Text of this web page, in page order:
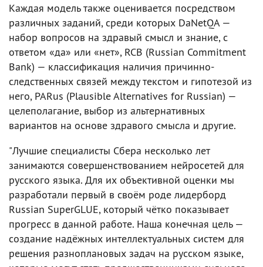
Каждая модель также оценивается посредством
различных заданий, среди которых DaNetQA —
набор вопросов на здравый смысл и знание, с
ответом «да» или «нет», RCB (Russian Commitment
Bank) — классификация наличия причинно-
следственных связей между текстом и гипотезой из
него, PARus (Plausible Alternatives for Russian) —
целеполагание, выбор из альтернативных
вариантов на основе здравого смысла и другие.
"Лучшие специалисты Сбера несколько лет
занимаются совершенствованием нейросетей для
русского языка. Для их объективной оценки мы
разработали первый в своём роде лидерборд
Russian SuperGLUE, который чётко показывает
прогресс в данной работе. Наша конечная цель —
создание надёжных интеллектуальных систем для
решения разноплановых задач на русском языке,